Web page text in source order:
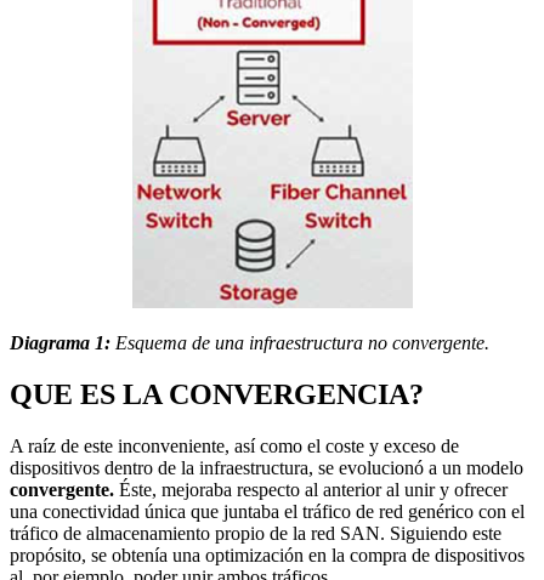
Diagrama 1: Esquema de una infraestructura no convergente.
QUE ES LA CONVERGENCIA?
A raíz de este inconveniente, así como el coste y exceso de
dispositivos dentro de la infraestructura, se evolucionó a un modelo
convergente. Éste, mejoraba respecto al anterior al unir y ofrecer
una conectividad única que juntaba el tráfico de red genérico con el
tráfico de almacenamiento propio de la red SAN. Siguiendo este
propósito, se obtenía una optimización en la compra de dispositivos